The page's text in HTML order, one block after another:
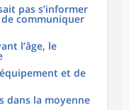
pas s’informer
communiquer
l’âge, le
et de
dans la moyenne